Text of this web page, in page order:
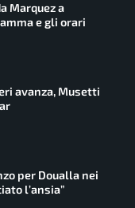
Marquez a
e gli orari
avanza, Musetti
per Doualla nei
l’ansia”